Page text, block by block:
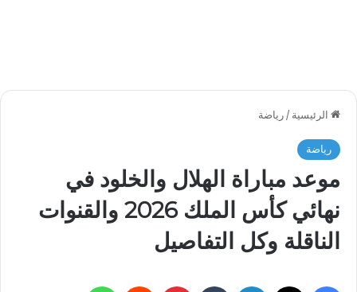
الرئيسية / رياضة
رياضة
موعد مباراة الهلال والخلود في
نهائي كأس الملك 2026 والقنوات
الناقلة وكل التفاصيل
فيسبوك لينكدإن بينتيريست